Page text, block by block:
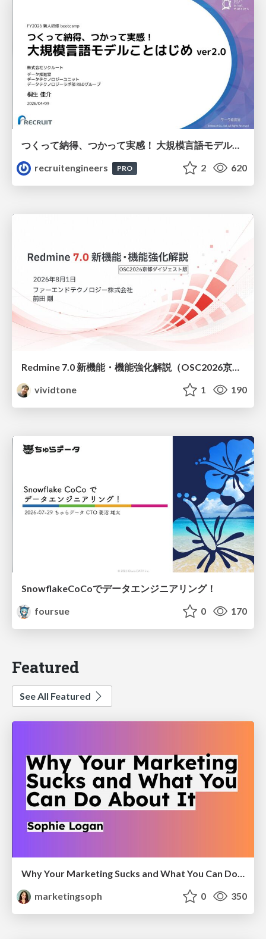
つくって納得、つかって実感！ 大規模言語モデルことはじめ ver2.0
recruitengineers
PRO 2 620
vividtone
1 190
SnowflakeCoCoでデータエンジニアリング！
foursue
0 170
Featured
See All Featured
Why Your Marketing Sucks and What You Can Do About It - Sophie Logan
marketingsoph
0 350